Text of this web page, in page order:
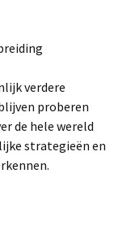
verdere
proberen
de hele wereld
strategieën en